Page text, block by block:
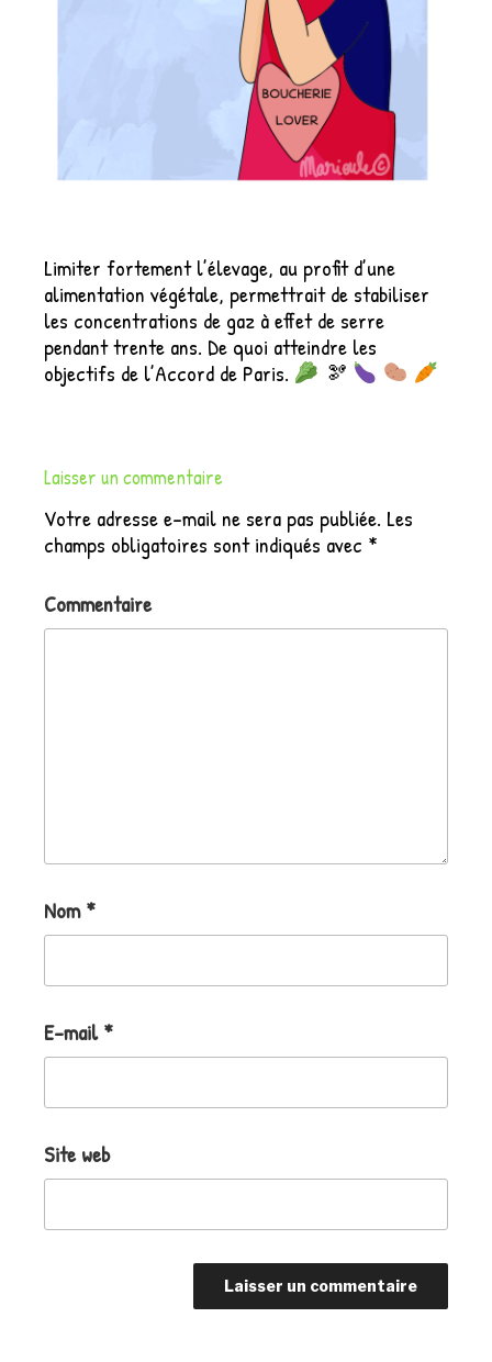
Limiter fortement l’élevage, au profit d’une
alimentation végétale, permettrait de stabiliser
les concentrations de gaz à effet de serre
pendant trente ans. De quoi atteindre les
objectifs de l’Accord de Paris.
🫘
Laisser un commentaire
Votre adresse e-mail ne sera pas publiée. Les
champs obligatoires sont indiqués avec *
Commentaire
Nom*
E-mail*
Site web